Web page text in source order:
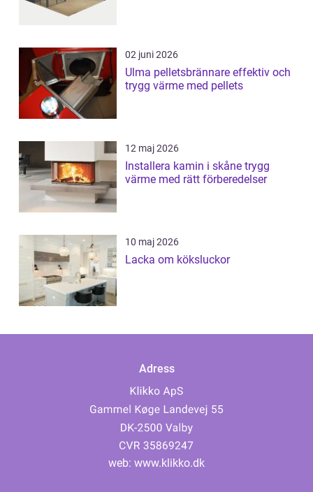
02 juni 2026
Ulma pelletsbrännare effektiv och
trygg värme med pellets
12 maj 2026
Installera kamin i skåne trygg
värme med rätt förberedelser
10 maj 2026
Lacka om köksluckor
Adress
web: www.klikko.dk